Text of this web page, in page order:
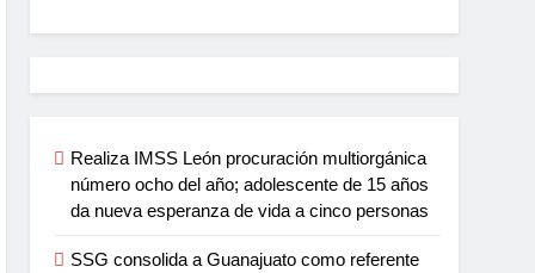
Realiza IMSS León procuración multiorgánica
número ocho del año; adolescente de 15 años
da nueva esperanza de vida a cinco personas
SSG consolida a Guanajuato como referente